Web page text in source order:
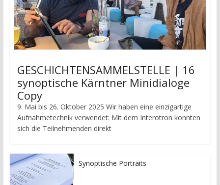
GESCHICHTENSAMMELSTELLE | 16
synoptische Kärntner Minidialoge
Copy
9. Mai bis 26. Oktober 2025 Wir haben eine einzigartige
Aufnahmetechnik verwendet: Mit dem Interotron konnten
sich die Teilnehmenden direkt
Synoptische Portraits